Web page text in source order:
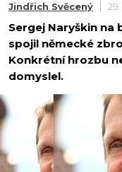
Jindřich Svěcený
Sergej Naryškin na
spojil německé
Konkrétní hrozbu
domyslel.